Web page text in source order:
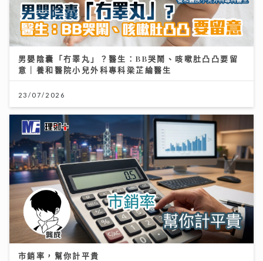
男嬰陰囊「冇睪丸」？醫生：BB哭鬧、咳嗽肚凸凸要留
意｜養和醫院小兒外科專科梁芷綸醫生
23/07/2026
市銷率，幫你計平貴